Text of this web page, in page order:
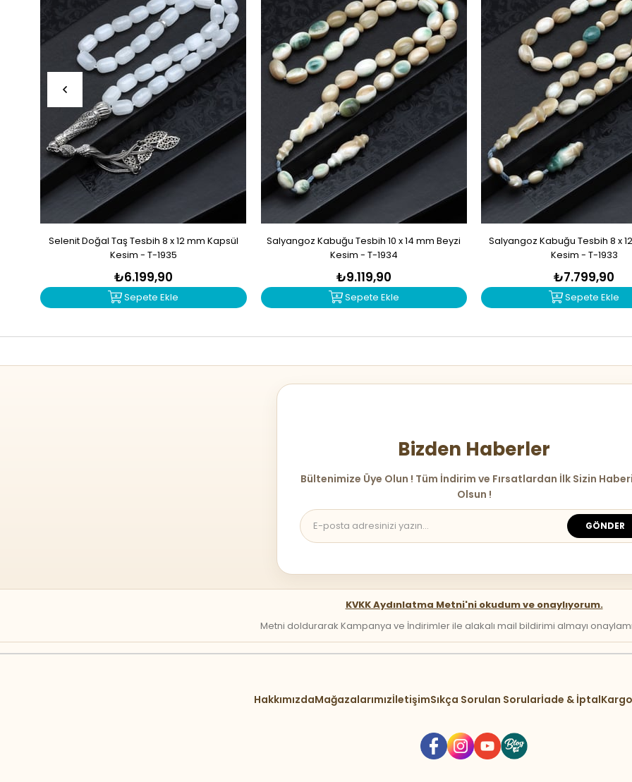
Selenit Doğal Taş Tesbih 8 x 12 mm Kapsül
Kesim - T-1935
₺6.199,90
Sepete Ekle
Salyangoz Kabuğu Tesbih 10 x 14 mm Beyzi
Kesim - T-1934
₺9.119,90
Sepete Ekle
Salyangoz Kabuğu Tesbih 8 x
Kesim - T-1933
₺7.799,90
Sepete Ekle
Bizden Haberler
Bültenimize Üye Olun ! Tüm İndirim ve Fırsatlardan İlk Sizin
Olsun !
GÖNDER
KVKK Aydınlatma Metni'ni okudum ve onaylıyorum.
Metni doldurarak Kampanya ve İndirimler ile alakalı mail bildirimi almayı onaylamış
HakkımızdaMağazalarımızİletişimSıkça Sorulan Sorularİade & İptal